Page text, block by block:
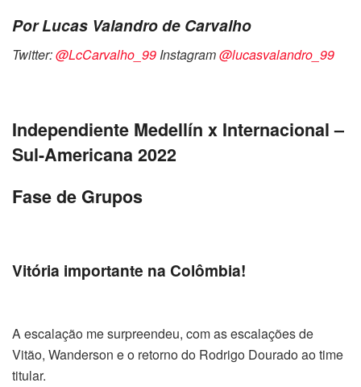
Por Lucas Valandro de Carvalho
Twitter:@LcCarvalho_99 Instagram@lucasvalandro_99
Independiente Medellín x Internacional –
Sul-Americana 2022
Fase de Grupos
Vitória importante na Colômbia!
A escalação me surpreendeu, com as escalações de
Vitão, Wanderson e o retorno do Rodrigo Dourado ao time
titular.